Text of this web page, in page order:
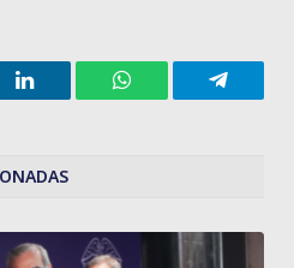
LinkedIn WhatsApp